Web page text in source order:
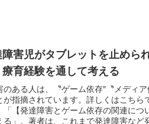
障害児がタブレットを止めら
育経験を通して考える
のある人は、〝ゲーム依存″〝メディ
が指摘されています。詳しくはこちら
「【発達障害とゲーム依存の関連につ
る」。著者は、これまで発達障害など